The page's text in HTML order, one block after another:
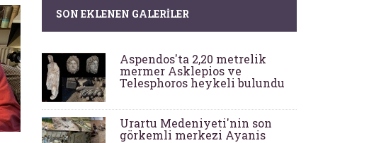
SON EKLENEN GALERILER
Aspendos'ta 2,20 metrelik
mermer Asklepios ve
Telesphoros heykeli bulundu
Urartu Medeniyeti'nin son
görkemli merkezi Ayanis